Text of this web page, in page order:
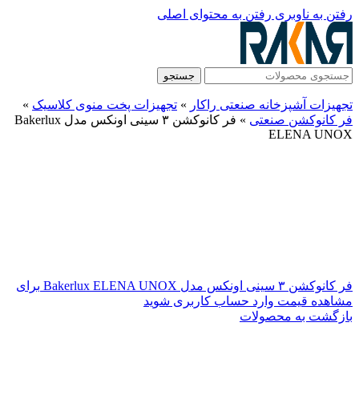
رفتن به ناوبری رفتن به محتوای اصلی
جستجو
تجهیزات آشپزخانه صنعتی راکار » تجهیزات پخت منوی کلاسیک »
فر کانوکشن صنعتی »
فر کانوکشن ۳ سینی اونکس مدل Bakerlux
ELENA UNOX
فر کانوکشن ۳ سینی اونکس مدل Bakerlux ELENA UNOX
برای
مشاهده قیمت وارد حساب کاربری شوید
بازگشت به محصولات